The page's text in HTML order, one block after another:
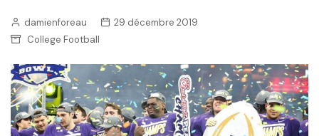
damienforeau
29 décembre 2019
College Football